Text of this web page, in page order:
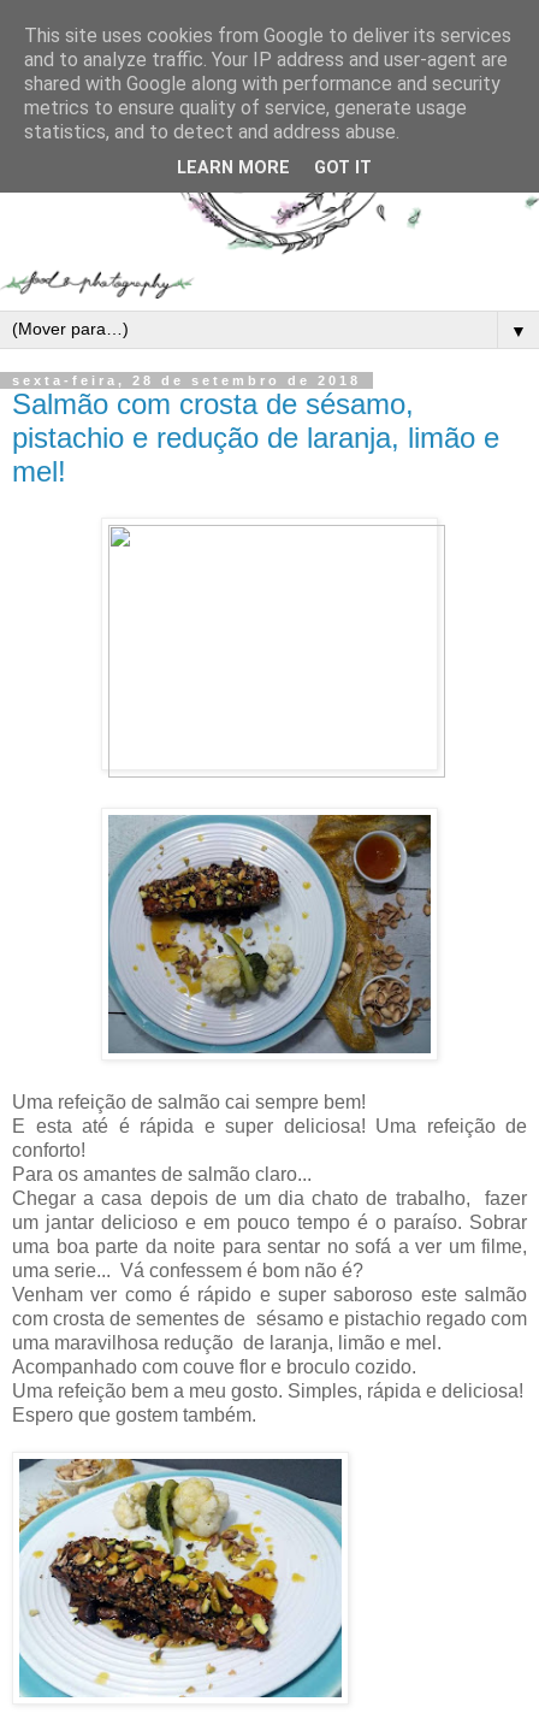
▼
sexta-feira, 28 de setembro de 2018
Salmão com crosta de sésamo,
pistachio e redução de laranja, limão e
mel!
Uma refeição de salmão cai sempre bem!
E esta até é rápida e super deliciosa! Uma refeição de
conforto!
Para os amantes de salmão claro...
Chegar a casa depois de um dia chato de trabalho, fazer
um jantar delicioso e em pouco tempo é o paraíso. Sobrar
uma boa parte da noite para sentar no sofá a ver um filme,
uma serie... Vá confessem é bom não é?
Venham ver como é rápido e super saboroso este salmão
com crosta de sementes de sésamo e pistachio regado com
uma maravilhosa redução de laranja, limão e mel.
Acompanhado com couve flor e broculo cozido.
Uma refeição bem a meu gosto. Simples, rápida e deliciosa!
Espero que gostem também.
This site uses cookies from Google to deliver its services
and to analyze traffic. Your IP address and user-agent are
shared with Google along with performance and security
metrics to ensure quality of service, generate usage
statistics, and to detect and address abuse.
LEARN MORE GOT IT